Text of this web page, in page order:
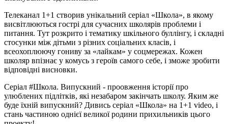
Телеканал 1+1 створив унікальний серіал «Школа», в якому
висвітлюються гострі для сучасних школярів проблеми і
питання. Тут розкрито і тематику шкільного буллінгу, і складні
стосунки між дітьми з різних соціальних класів, і
всеохоплюючу гониву за «лайкам» у соцмережах. Кожен
школяр впізнає у комусь з героїв самого себе, і зможе зробити
відповідні висновки.
Серіал #Школа. Випускний - проовження історії про
улюблених підлітків, які незабаром закінчать школу. Яким же
буде їхній випускний? Дивись серіал «Школа» на 1+1 video, і
стань частиною однієї великої родини прихильників цього